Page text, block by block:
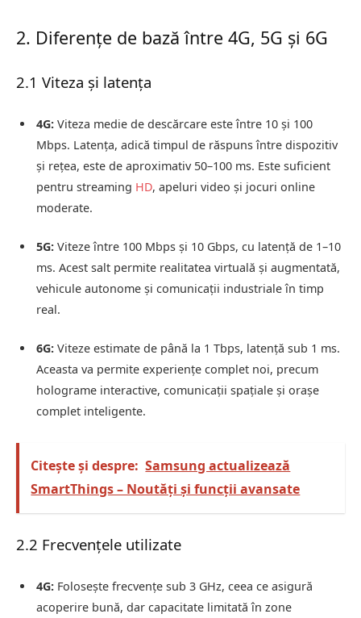
2. Diferențe de bază între 4G, 5G și 6G
2.1 Viteza și latența
4G: Viteza medie de descărcare este între 10 și 100
Mbps. Latența, adică timpul de răspuns între dispozitiv
și rețea, este de aproximativ 50–100 ms. Este suficient
pentru streaming HD, apeluri video și jocuri online
moderate.
5G: Viteze între 100 Mbps și 10 Gbps, cu latență de 1–10
ms. Acest salt permite realitatea virtuală și augmentată,
vehicule autonome și comunicații industriale în timp
real.
6G: Viteze estimate de până la 1 Tbps, latență sub 1 ms.
Aceasta va permite experiențe complet noi, precum
holograme interactive, comunicații spațiale și orașe
complet inteligente.
Citește și despre: Samsung actualizează
SmartThings – Noutăți și funcții avansate
2.2 Frecvențele utilizate
4G: Folosește frecvențe sub 3 GHz, ceea ce asigură
acoperire bună, dar capacitate limitată în zone